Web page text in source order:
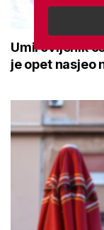
Umirovljenik
je opet nasjeo